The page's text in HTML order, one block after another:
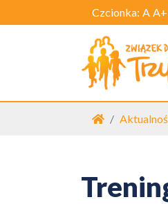
Czcionka: A A+
Strona główna